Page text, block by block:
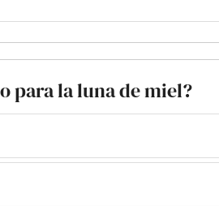
para la luna de miel?